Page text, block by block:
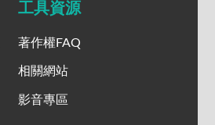
工具資源
著作權FAQ
相關網站
影音專區